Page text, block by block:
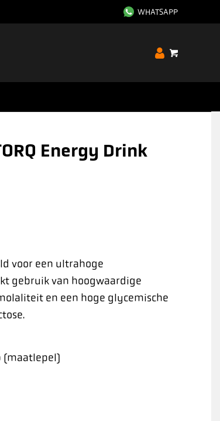
WHATSAPP
Energy Drink
voor een ultrahoge
gebruik van hoogwaardige
en een hoge glycemische
(maatlepel)